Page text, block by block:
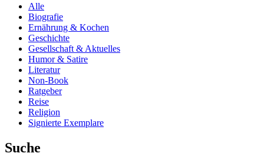
Alle
Biografie
Ernährung & Kochen
Geschichte
Gesellschaft & Aktuelles
Humor & Satire
Literatur
Non-Book
Ratgeber
Reise
Religion
Signierte Exemplare
Suche